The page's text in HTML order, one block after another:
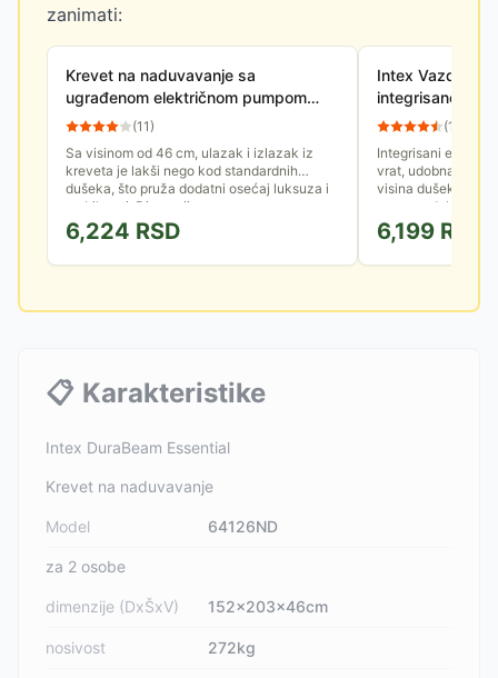
zanimati:
Krevet na naduvavanje sa
ugrađenom električnom pumpom
Bestway 67403
(11)
Sa visinom od 46 cm, ulazak i izlazak iz
kreveta je lakši nego kod standardnih
dušeka, što pruža dodatni osećaj luksuza i
stabilnosti. Dimenzije:...
6,224 RSD
Intex Vazdušni
integrisanom
Rest
(13
Integrisani
vrat, udobna
visina dušeka su
ovog modela.
6,199 RSD
📋 Karakteristike
Intex DuraBeam Essential
Krevet na naduvavanje
Model 64126ND
za 2 osobe
dimenzije (DxŠxV) 152x203x46cm
nosivost 272kg